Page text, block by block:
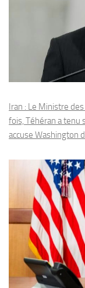
Iran : Le Ministre
fois, Téhéran a tenu
accuse Washington